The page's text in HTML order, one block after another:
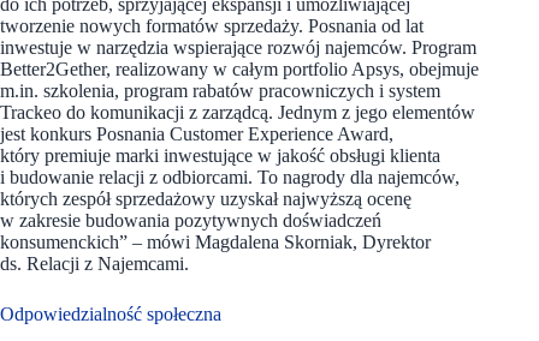
tworzenie nowych formatów sprzedaży. Posnania od lat
inwestuje w narzędzia wspierające rozwój najemców. Program
Better2Gether, realizowany w całym portfolio Apsys, obejmuje
m.in. szkolenia, program rabatów pracowniczych i system
Trackeo do komunikacji z zarządcą. Jednym z jego elementów
jest konkurs Posnania Customer Experience Award,
który premiuje marki inwestujące w jakość obsługi klienta
i budowanie relacji z odbiorcami. To nagrody dla najemców,
których zespół sprzedażowy uzyskał najwyższą ocenę
w zakresie budowania pozytywnych doświadczeń
konsumenckich” – mówi Magdalena Skorniak, Dyrektor
ds. Relacji z Najemcami.
Odpowiedzialność społeczna